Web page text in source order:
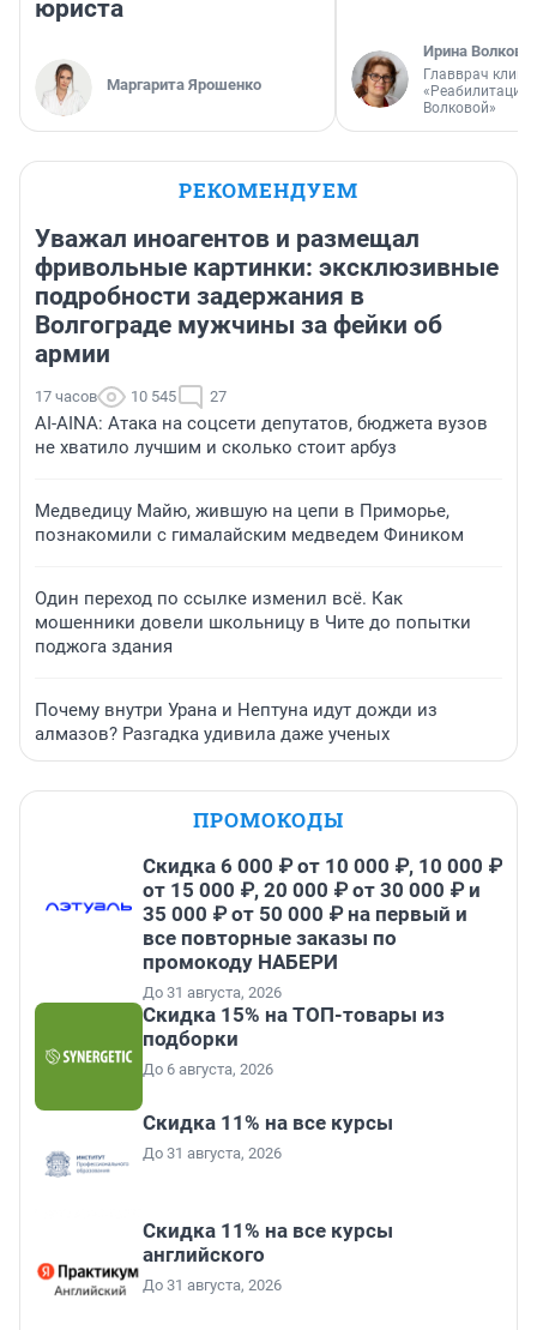
юриста
Маргарита Ярошенко
Ирина Волкова
Главврач
«Реабилитация
Волковой»
РЕКОМЕНДУЕМ
Уважал иноагентов и размещал
фривольные картинки: эксклюзивные
подробности задержания в
Волгограде мужчины за фейки об
армии
17 часов 10 545 27
AI-AINA: Атака на соцсети депутатов, бюджета вузов
не хватило лучшим и сколько стоит арбуз
Медведицу Майю, жившую на цепи в Приморье,
познакомили с гималайским медведем Фиником
Один переход по ссылке изменил всё. Как
мошенники довели школьницу в Чите до попытки
поджога здания
Почему внутри Урана и Нептуна идут дожди из
алмазов? Разгадка удивила даже ученых
ПРОМОКОДЫ
Скидка 6 000 ₽ от 10 000 ₽, 10 000 ₽
от 15 000 ₽, 20 000 ₽ от 30 000 ₽ и
35 000 ₽ от 50 000 ₽ на первый и
все повторные заказы по
промокоду НАБЕРИ
До 31 августа, 2026
Скидка 15% на ТОП-товары из
подборки
До 6 августа, 2026
Скидка 11% на все курсы
До 31 августа, 2026
Скидка 11% на все курсы
английского
До 31 августа, 2026